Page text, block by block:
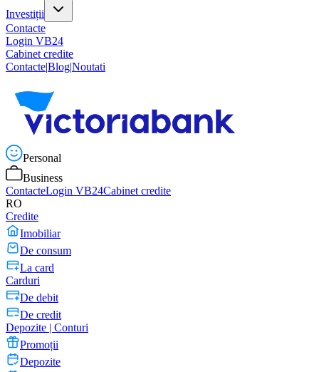
Investiții
Contacte
Login VB24
Cabinet credite
Contacte|Blog|Noutati
Personal
Business
ContacteLogin VB24Cabinet credite
RO
Credite
Imobiliar
De consum
La card
Carduri
De debit
De credit
Depozite | Conturi
Promoții
Depozite